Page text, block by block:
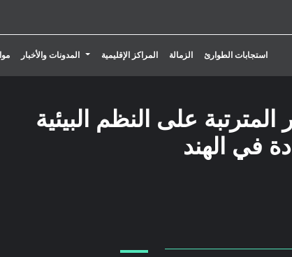
استجابات الطوارئ الزمالة المراكز الإقليمية
تبديل القائمة المنسدلة
المدونات والأخبار
وكوفيد-19: الآثار المترتبة على النظم البيئية
في الهند